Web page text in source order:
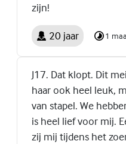
zijn!
20 jaar 1
J17. Dat klopt. Dit
haar ook heel leuk,
van stapel. We
is heel lief voor mij.
zij mij tijdens het